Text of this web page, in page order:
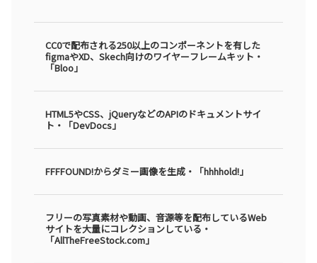
CC0で配布される250以上のコンポーネントを有した
figmaやXD、Skech向けのワイヤーフレームキット・
「Bloo」
HTML5やCSS、jQueryなどのAPIのドキュメントサイ
ト・「DevDocs」
FFFFOUND!からダミー画像を生成・「hhhhold!」
フリーの写真素材や動画、音源等を配布しているWeb
サイトを大量にコレクションしている・
「AllTheFreeStock.com」